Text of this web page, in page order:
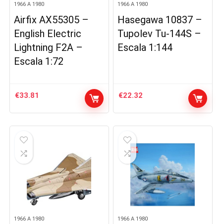
1966 A 1980
Airfix AX55305 –
English Electric
Lightning F2A –
Escala 1:72
€33.81
1966 A 1980
Hasegawa 10837 –
Tupolev Tu-144S –
Escala 1:144
€22.32
1966 A 1980 1966 A 1980